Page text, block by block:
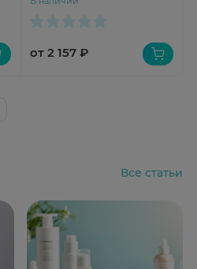
от 2 157 ₽
Все статьи